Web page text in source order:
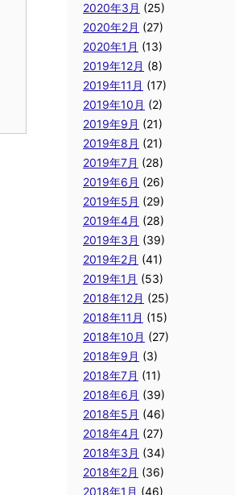
2020年3月 (25)
2020年2月 (27)
2020年1月 (13)
2019年12月 (8)
2019年11月 (17)
2019年10月 (2)
2019年9月 (21)
2019年8月 (21)
2019年7月 (28)
2019年6月 (26)
2019年5月 (29)
2019年4月 (28)
2019年3月 (39)
2019年2月 (41)
2019年1月 (53)
2018年12月 (25)
2018年11月 (15)
2018年10月 (27)
2018年9月 (3)
2018年7月 (11)
2018年6月 (39)
2018年5月 (46)
2018年4月 (27)
2018年3月 (34)
2018年2月 (36)
2018年1月 (46)